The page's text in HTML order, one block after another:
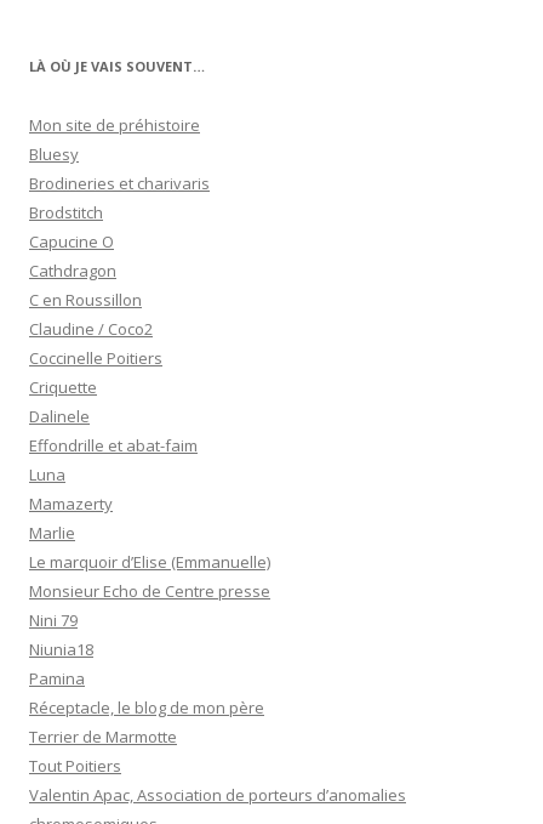
LÀ OÙ JE VAIS SOUVENT…
Mon site de préhistoire
Bluesy
Brodineries et charivaris
Brodstitch
Capucine O
Cathdragon
C en Roussillon
Claudine / Coco2
Coccinelle Poitiers
Criquette
Dalinele
Effondrille et abat-faim
Luna
Mamazerty
Marlie
Le marquoir d’Elise (Emmanuelle)
Monsieur Echo de Centre presse
Nini 79
Niunia18
Pamina
Réceptacle, le blog de mon père
Terrier de Marmotte
Tout Poitiers
Valentin Apac, Association de porteurs d’anomalies